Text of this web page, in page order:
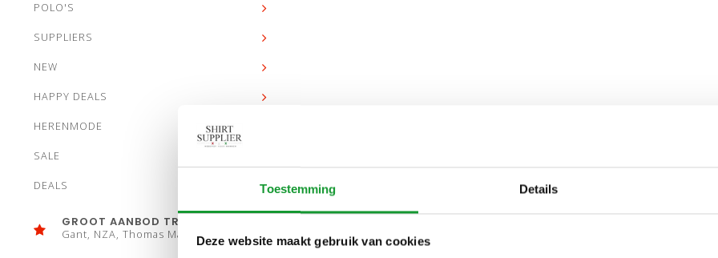
Toestemming Details
Deze website maakt gebruik van cookies
POLO'S
SUPPLIERS
NEW
HAPPY DEALS
HERENMODE
SALE
DEALS
GROOT AANBOD TRUIEN
Gant, NZA, Thomas Maine